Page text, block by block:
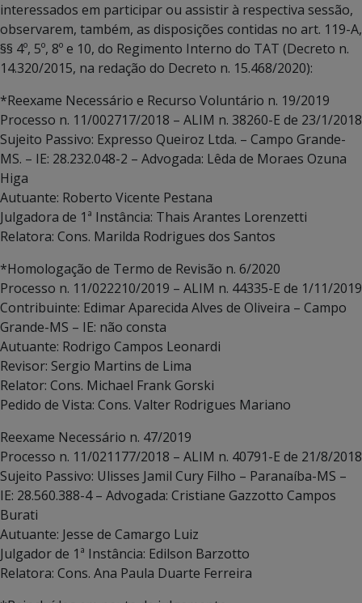
interessados em participar ou assistir à respectiva sessão,
observarem, também, as disposições contidas no art. 119-A,
§§ 4º, 5º, 8º e 10, do Regimento Interno do TAT (Decreto n.
14.320/2015, na redação do Decreto n. 15.468/2020):
*Reexame Necessário e Recurso Voluntário n. 19/2019
Processo n. 11/002717/2018 – ALIM n. 38260-E de 23/1/2018
Sujeito Passivo: Expresso Queiroz Ltda. – Campo Grande-
MS. – IE: 28.232.048-2 – Advogada: Lêda de Moraes Ozuna
Higa
Autuante: Roberto Vicente Pestana
Julgadora de 1ª Instância: Thais Arantes Lorenzetti
Relatora: Cons. Marilda Rodrigues dos Santos
*Homologação de Termo de Revisão n. 6/2020
Processo n. 11/022210/2019 – ALIM n. 44335-E de 1/11/2019
Contribuinte: Edimar Aparecida Alves de Oliveira – Campo
Grande-MS – IE: não consta
Autuante: Rodrigo Campos Leonardi
Revisor: Sergio Martins de Lima
Relator: Cons. Michael Frank Gorski
Pedido de Vista: Cons. Valter Rodrigues Mariano
Reexame Necessário n. 47/2019
Processo n. 11/021177/2018 – ALIM n. 40791-E de 21/8/2018
Sujeito Passivo: Ulisses Jamil Cury Filho – Paranaíba-MS –
IE: 28.560.388-4 – Advogada: Cristiane Gazzotto Campos
Burati
Autuante: Jesse de Camargo Luiz
Julgador de 1ª Instância: Edilson Barzotto
Relatora: Cons. Ana Paula Duarte Ferreira